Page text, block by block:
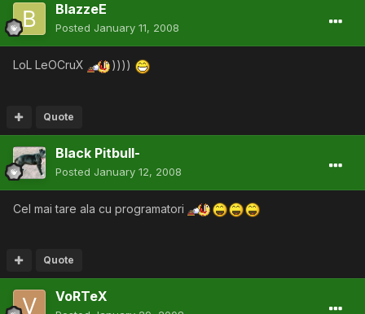
BlazzeE
Posted January 11, 2008
LoL LeOCruX ))))
Quote
Black Pitbull-
Posted January 12, 2008
Cel mai tare ala cu programatori
Quote
VoRTeX